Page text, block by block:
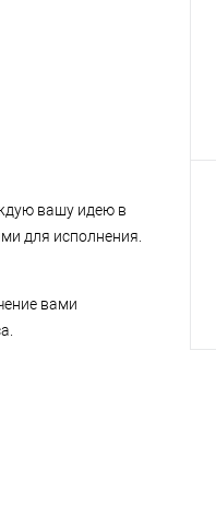
вашу идею в
для исполнения.
вами